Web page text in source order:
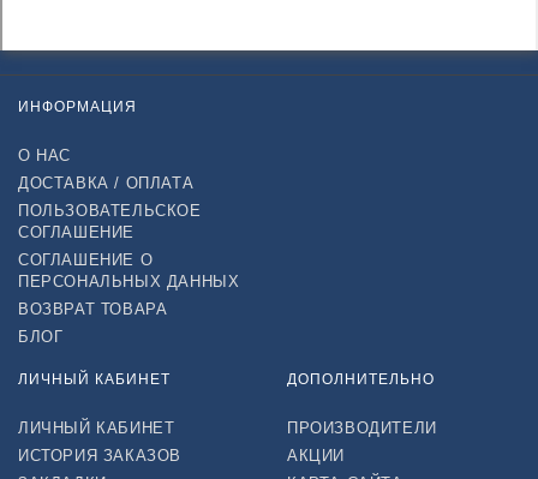
ИНФОРМАЦИЯ
О НАС
ДОСТАВКА / ОПЛАТА
ПОЛЬЗОВАТЕЛЬСКОЕ
СОГЛАШЕНИЕ
СОГЛАШЕНИЕ О
ПЕРСОНАЛЬНЫХ ДАННЫХ
ВОЗВРАТ ТОВАРА
БЛОГ
ЛИЧНЫЙ КАБИНЕТ
ЛИЧНЫЙ КАБИНЕТ
ИСТОРИЯ ЗАКАЗОВ
ДОПОЛНИТЕЛЬНО
ПРОИЗВОДИТЕЛИ
АКЦИИ